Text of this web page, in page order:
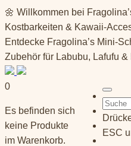
Springe
zum
Inhalt
🌼 Willkommen bei
Kostbarkeiten & Kawaii-
Entdecke Fragolina’s Mini-
Zubehör für Labubu, Lafufu
0
Es befinden sich
keine Produkte
im Warenkorb.
nach:
ESC